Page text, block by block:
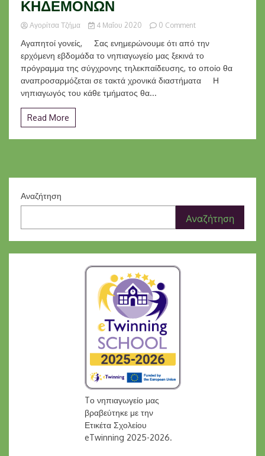
ΚΗΔΕΜΟΝΩΝ
Αγορίτσα Τζήμα 4 Μαΐου 2020 0 Commenton
ΓΟΝΕΩΝ
ΚΑΙ
ΚΗΔΕΜΟΝΩΝ
Αγαπητοί γονείς, Σας ενημερώνουμε ότι από την
ερχόμενη εβδομάδα το νηπιαγωγείο μας ξεκινά το
πρόγραμμα της σύγχρονης τηλεκπαίδευσης, το οποίο θα
αναπροσαρμόζεται σε τακτά χρονικά διαστήματα Η
νηπιαγωγός του κάθε τμήματος θα...
Read More
Αναζήτηση
Αναζήτηση
Tο νηπιαγωγείο μας
βραβεύτηκε με την
Ετικέτα Σχολείου
eTwinning 2025-2026.